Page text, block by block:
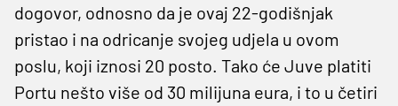
dogovor, odnosno da je ovaj 22-godišnjak
pristao i na odricanje svojeg udjela u ovom
poslu, koji iznosi 20 posto. Tako će Juve platiti
Portu nešto više od 30 milijuna eura, i to u četiri